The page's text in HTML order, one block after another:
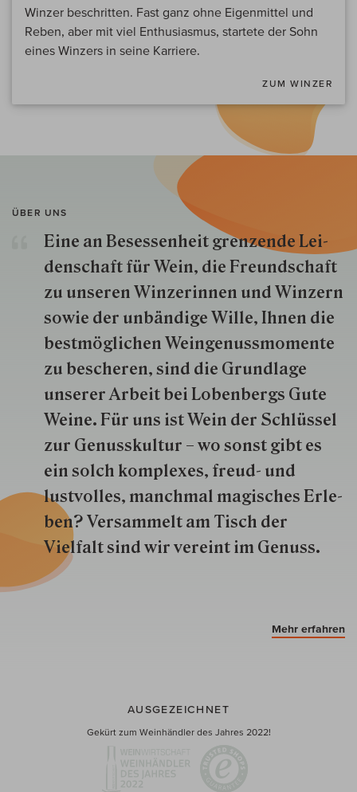
Winzer beschritten. Fast ganz ohne Eigenmittel und
Reben, aber mit viel Enthusiasmus, startete der Sohn
eines Winzers in seine Karriere.
ZUM WINZER
ÜBER UNS
Eine an Besessenheit gren­zende Lei­
den­schaft für Wein, die Freund­schaft
zu unseren Win­zer­innen und Win­zern
so­wie der un­bän­dige Wille, Ihnen die
best­mög­lich­en Wein­genuss­momente
zu besche­ren, sind die Grund­lage
unserer Arbeit bei Lobenbergs Gute
Weine. Für uns ist Wein der Schlüs­sel
zur Genuss­kultur – wo sonst gibt es
ein solch kom­plexes, freud- und
lustvolles, manchmal ma­gisch­es Er­le­
ben? Versammelt am Tisch der
Vielfalt sind wir ver­eint im Genuss.
Mehr erfahren
AUSGEZEICHNET
Gekürt zum Weinhändler des Jahres 2022!